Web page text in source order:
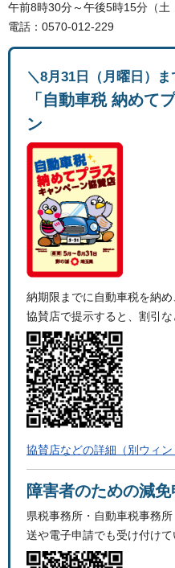
午前8時30分～午後5時15分（土
電話：0570-012-229
＼8月31日（月曜日）ま
「自動車税 納めて
ン
納期限までに自動車税を納
協賛店で提示すると、割引な
協賛店などの詳細（別ウィン
障害者のための減免
県税事務所・自動車税事務
送や電子申請でも受け付けて